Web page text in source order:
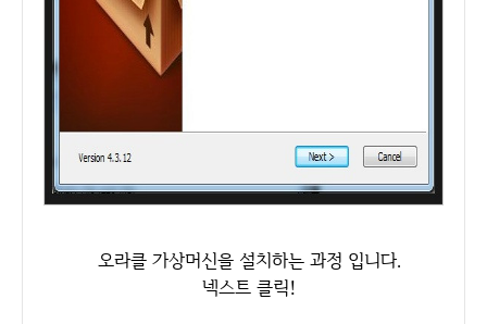
오라클 가상머신을 설치하는 과정 입니다.
넥스트 클릭!